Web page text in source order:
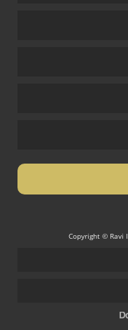
Copyright © Ravi